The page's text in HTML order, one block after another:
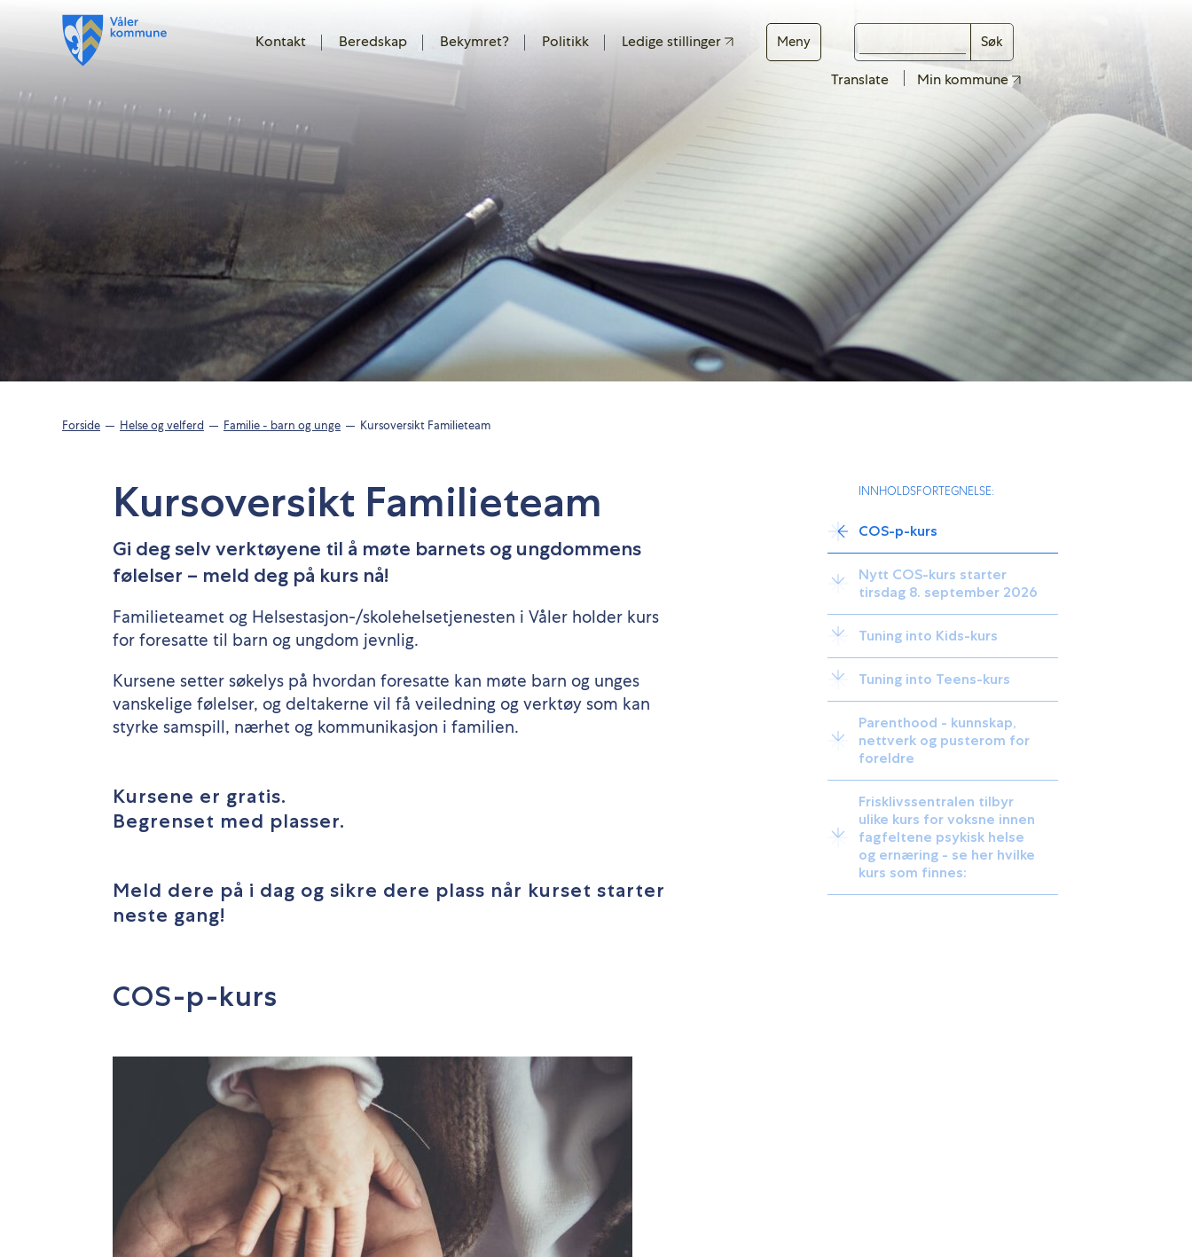
Kontakt Beredskap Bekymret? Politikk Ledige stillinger Meny Søk
Translate Min kommune
INNHOLDSFORTEGNELSE:
COS-p-kurs
Nytt COS-kurs starter
tirsdag 8. september 2026
Tuning into Kids-kurs
Tuning into Teens-kurs
Parenthood - kunnskap,
nettverk og pusterom for
foreldre
Frisklivssentralen tilbyr
ulike kurs for voksne innen
fagfeltene psykisk helse
og ernæring - se her hvilke
kurs som finnes:
Forside Helse og velferd Familie - barn og unge Kursoversikt Familieteam
Kursoversikt Familieteam
Gi deg selv verktøyene til å møte barnets og ungdommens
følelser – meld deg på kurs nå!
Familieteamet og Helsestasjon-/skolehelsetjenesten i Våler holder kurs
for foresatte til barn og ungdom jevnlig.
Kursene setter søkelys på hvordan foresatte kan møte barn og unges
vanskelige følelser, og deltakerne vil få veiledning og verktøy som kan
styrke samspill, nærhet og kommunikasjon i familien.
Kursene er gratis.
Begrenset med plasser.
Meld dere på i dag og sikre dere plass når kurset starter
neste gang!
COS-p-kurs